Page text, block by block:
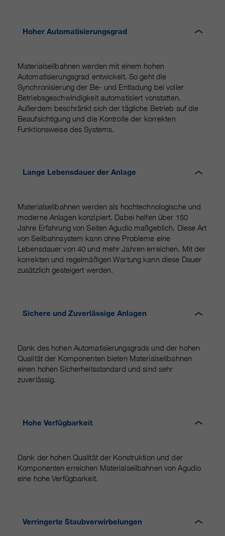
Hoher Automatisierungsgrad
Materialseilbahnen werden mit einem hohen
Automatisierungsgrad entwickelt. So geht die
Synchronisierung der Be- und Entladung bei voller
Betriebsgeschwindigkeit automatisiert vonstatten.
Außerdem beschränkt sich der tägliche Betrieb auf die
Beaufsichtigung und die Kontrolle der korrekten
Funktionsweise des Systems.
Lange Lebensdauer der Anlage
Materialseilbahnen werden als hochtechnologische und
moderne Anlagen konzipiert. Dabei helfen über 150
Jahre Erfahrung von Seiten Agudio maßgeblich. Diese Art
von Seilbahnsystem kann ohne Probleme eine
Lebensdauer von 40 und mehr Jahren erreichen. Mit der
korrekten und regelmäßigen Wartung kann diese Dauer
zusätzlich gesteigert werden.
Sichere und Zuverlässige Anlagen
Dank des hohen Automatisierungsgrads und der hohen
Qualität der Komponenten bieten Materialseilbahnen
einen hohen Sicherheitsstandard und sind sehr
zuverlässig.
Hohe Verfügbarkeit
Dank der hohen Qualität der Konstruktion und der
Komponenten erreichen Materialseilbahnen von Agudio
eine hohe Verfügbarkeit.
Verringerte Staubverwirbelungen